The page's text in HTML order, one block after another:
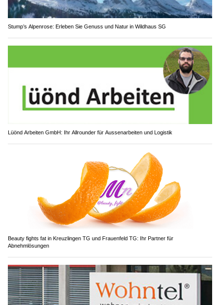
Stump’s Alpenrose: Erleben Sie Genuss und Natur in Wildhaus SG
Lüönd Arbeiten GmbH: Ihr Allrounder für Aussenarbeiten und Logistik
Beauty fights fat in Kreuzlingen TG und Frauenfeld TG: Ihr Partner für
Abnehmlösungen